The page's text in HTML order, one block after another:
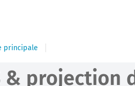
principale
& projection